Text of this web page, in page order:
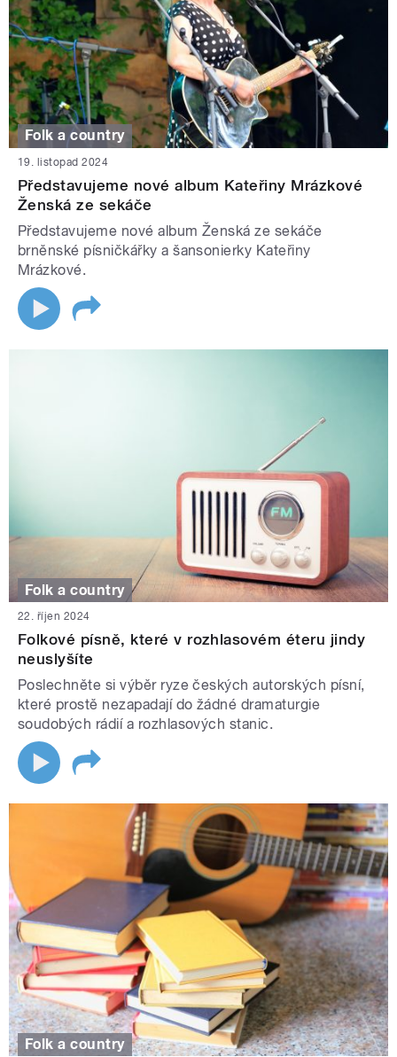
Folk a country
19. listopad 2024
Představujeme nové album Kateřiny Mrázkové
Ženská ze sekáče
Představujeme nové album Ženská ze sekáče
brněnské písničkářky a šansonierky Kateřiny
Mrázkové.
Folk a country
22. říjen 2024
Folkové písně, které v rozhlasovém éteru jindy
neuslyšíte
Poslechněte si výběr ryze českých autorských písní,
které prostě nezapadají do žádné dramaturgie
soudobých rádií a rozhlasových stanic.
Folk a country